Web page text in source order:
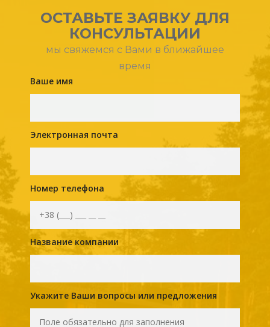
ОСТАВЬТЕ ЗАЯВКУ ДЛЯ
КОНСУЛЬТАЦИИ
мы свяжемся с Вами в ближайшее
время
Ваше имя
Электронная почта
Номер телефона
Название компании
Укажите Ваши вопросы или предложения